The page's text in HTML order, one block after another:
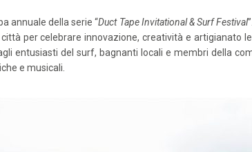
annuale della serie “Duct Tape Invitational & Surf Festival
per celebrare innovazione, creatività e artigianato
entusiasti del surf, bagnanti locali e membri della
e musicali.